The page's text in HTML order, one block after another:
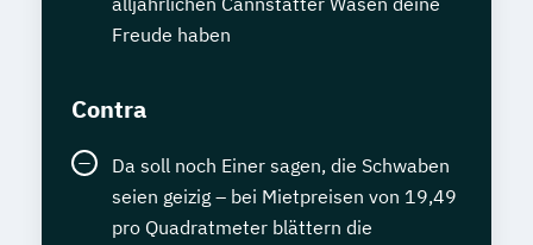
Freude haben
Contra
Da soll noch Einer sagen, die Schwaben
seien geizig – bei Mietpreisen von 19,49
pro Quadratmeter blättern die